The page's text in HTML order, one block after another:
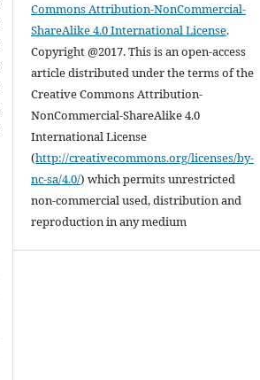
Commons Attribution-NonCommercial-
ShareAlike 4.0 International License.
Copyright @2017. This is an open-access
article distributed under the terms of the
Creative Commons Attribution-
NonCommercial-ShareAlike 4.0
International License
(http://creativecommons.org/licenses/by-
nc-sa/4.0/) which permits unrestricted
non-commercial used, distribution and
reproduction in any medium